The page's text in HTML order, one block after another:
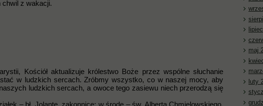
z wakacji.
Kościół aktualizuje królestwo Boże przez wspólne słuchanie
w ludzkich sercach. Zróbmy wszystko, co w naszej mocy, aby
ludzkich sercach, a owoce tego zasiewu niech przerodzą się
– bł. Jolantę, zakonnicę; w środę – św. Alberta Chmielowskiego,
maj
luty